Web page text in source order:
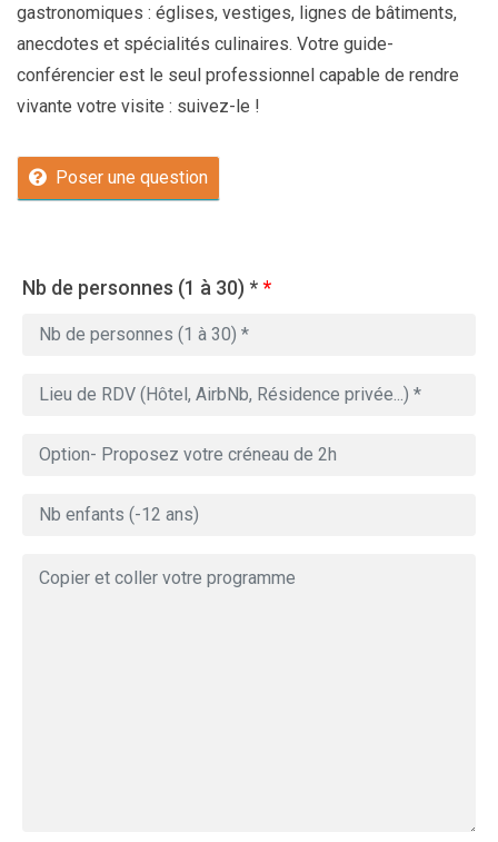
gastronomiques : églises, vestiges, lignes de bâtiments,
anecdotes et spécialités culinaires. Votre guide-
conférencier est le seul professionnel capable de rendre
vivante votre visite : suivez-le !
Poser une question
Nb de personnes (1 à 30) **